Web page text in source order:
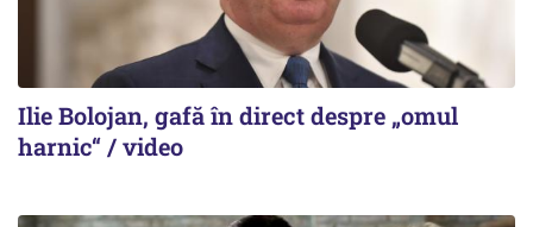
Ilie Bolojan, gafă în direct despre „omul
harnic“ / video